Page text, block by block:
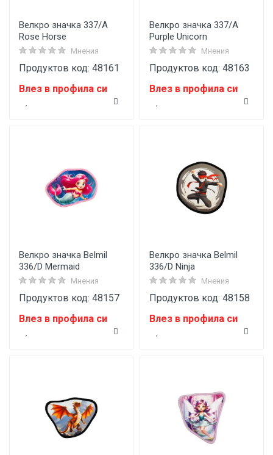
Велкро значка 337/A
Rose Horse
Мнения
Продуктов код: 48161
Влез в профила си
Велкро значка 337/A
Purple Unicorn
Мнения
Продуктов код: 48163
Влез в профила си
Велкро значка Belmil
336/D Mermaid
Мнения
Продуктов код: 48157
Влез в профила си
Велкро значка Belmil
336/D Ninja
Мнения
Продуктов код: 48158
Влез в профила си